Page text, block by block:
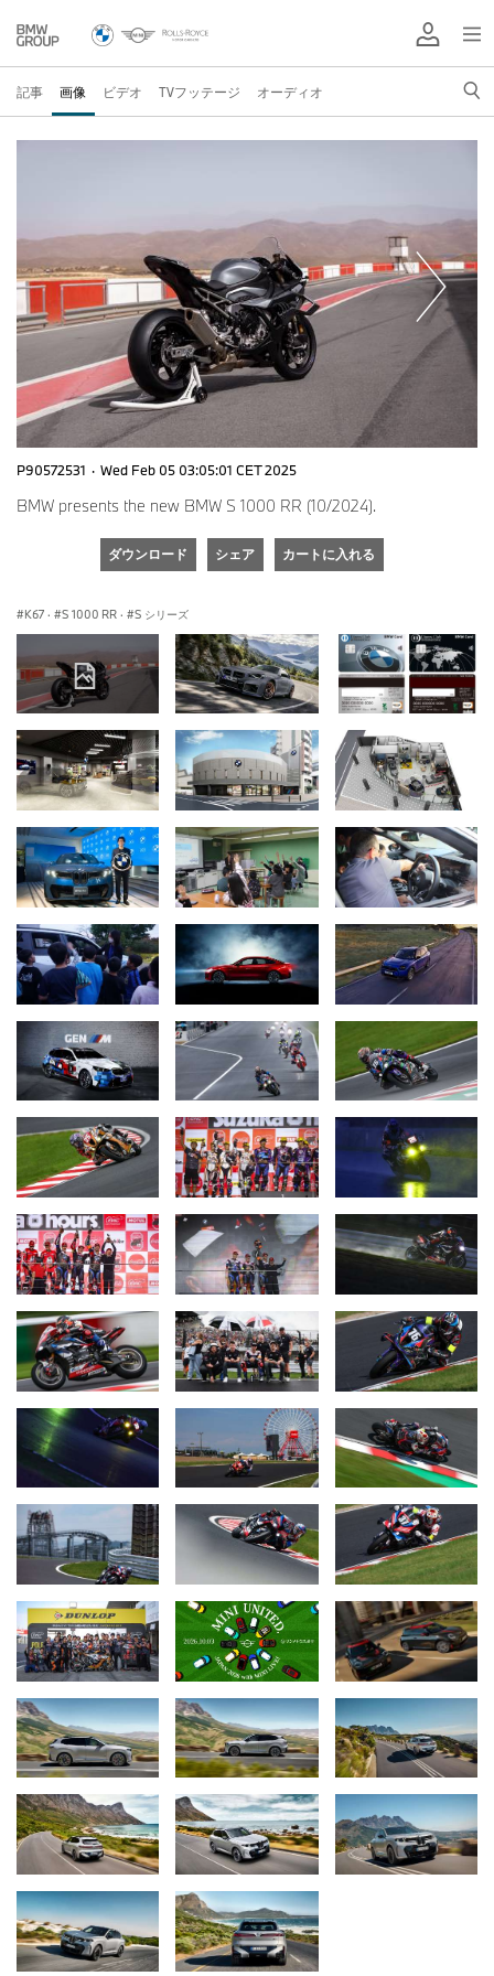
記事 画像 ビデオ TVフッテージ オーディオ
P90572531 · Wed Feb 05 03:05:01 CET 2025
BMW presents the new BMW S 1000 RR (10/2024).
ダウンロード シェア カートに入れる
K67 · S 1000 RR · S シリーズ